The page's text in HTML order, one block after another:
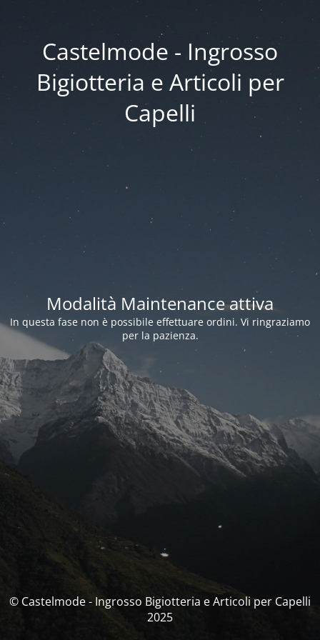
Castelmode - Ingrosso
Bigiotteria e Articoli per
Capelli
Modalità Maintenance attiva
In questa fase non è possibile effettuare ordini. Vi ringraziamo
per la pazienza.
© Castelmode - Ingrosso Bigiotteria e Articoli per Capelli
2025